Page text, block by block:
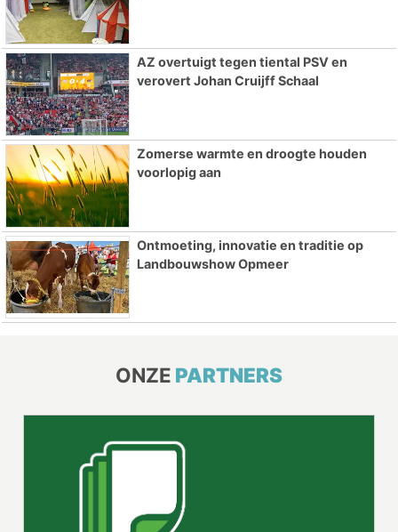
AZ overtuigt tegen tiental PSV en
verovert Johan Cruijff Schaal
Zomerse warmte en droogte houden
voorlopig aan
Ontmoeting, innovatie en traditie op
Landbouwshow Opmeer
ONZE PARTNERS